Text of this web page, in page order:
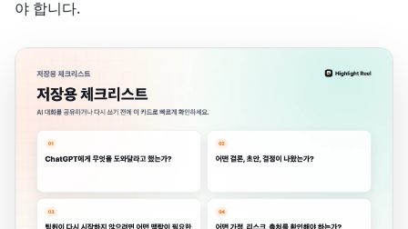
야 합니다.